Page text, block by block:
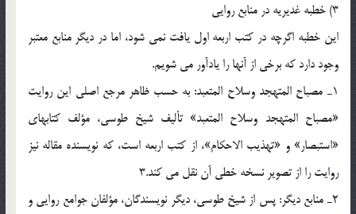
3) خطبه غديريه در منابع روايى
اين خطبه اگرچه در كتب اربعه اول يافت نمى شود، اما در ديگر منابع معتبر
وجود دارد كه برخى از آنها را يادآور مى شويم.
1ـ مصباح المتهجد وسلاح المتعبد: به حسب ظاهر مرجع اصلى اين روايت
«مصباح المتهجد وسلاح المتعبد» تأليف شيخ طوسى، مؤلف كتابهاى
«استبصار» و «تهذيب الاحكام»، از كتب اربعه است، كه نويسنده مقاله نيز
روايت را از تصوير نسخه خطى آن نقل مى كند.3
2ـ منابع ديگر: پس از شيخ طوسى، ديگر نويسندگان، مؤلفان جوامع روايى و